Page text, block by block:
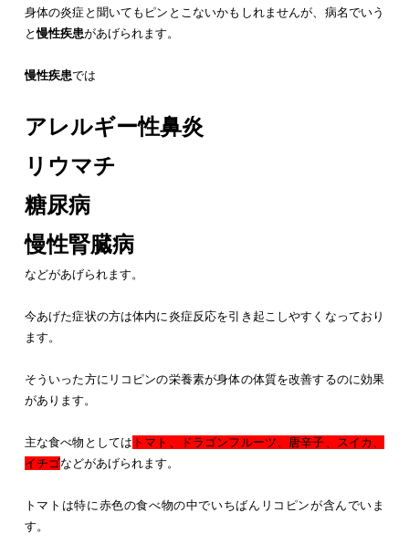
身体の炎症と聞いてもピンとこないかもしれませんが、病名でいう
と慢性疾患があげられます。
慢性疾患では
アレルギー性鼻炎
リウマチ
糖尿病
慢性腎臓病
などがあげられます。
今あげた症状の方は体内に炎症反応を引き起こしやすくなっており
ます。
そういった方にリコピンの栄養素が身体の体質を改善するのに効果
があります。
主な食べ物としては トマト、ドラゴンフルーツ、唐辛子、スイカ、
イチゴなどがあげられます。
トマトは特に赤色の食べ物の中でいちばんリコピンが含んでいま
す。